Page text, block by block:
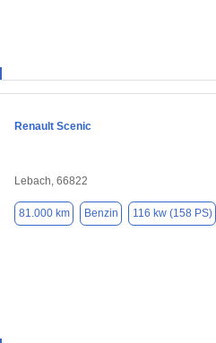
Renault Scenic
Lebach, 66822
81.000 km Benzin 116 kw (158 PS)